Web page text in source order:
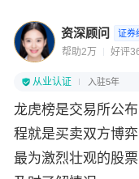
资深顾问 证券
帮助2万 好评
从业认证 入驻5年
龙虎榜是交易所公
程就是买卖双方博
最为激烈壮观的股